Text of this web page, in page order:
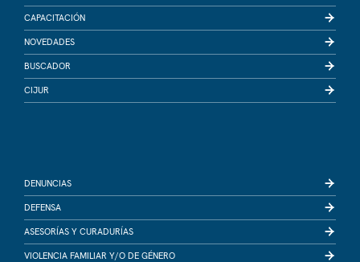
CAPACITACIÓN
NOVEDADES
BUSCADOR
CIJUR
DENUNCIAS
DEFENSA
ASESORÍAS Y CURADURÍAS
VIOLENCIA FAMILIAR Y/O DE GÉNERO